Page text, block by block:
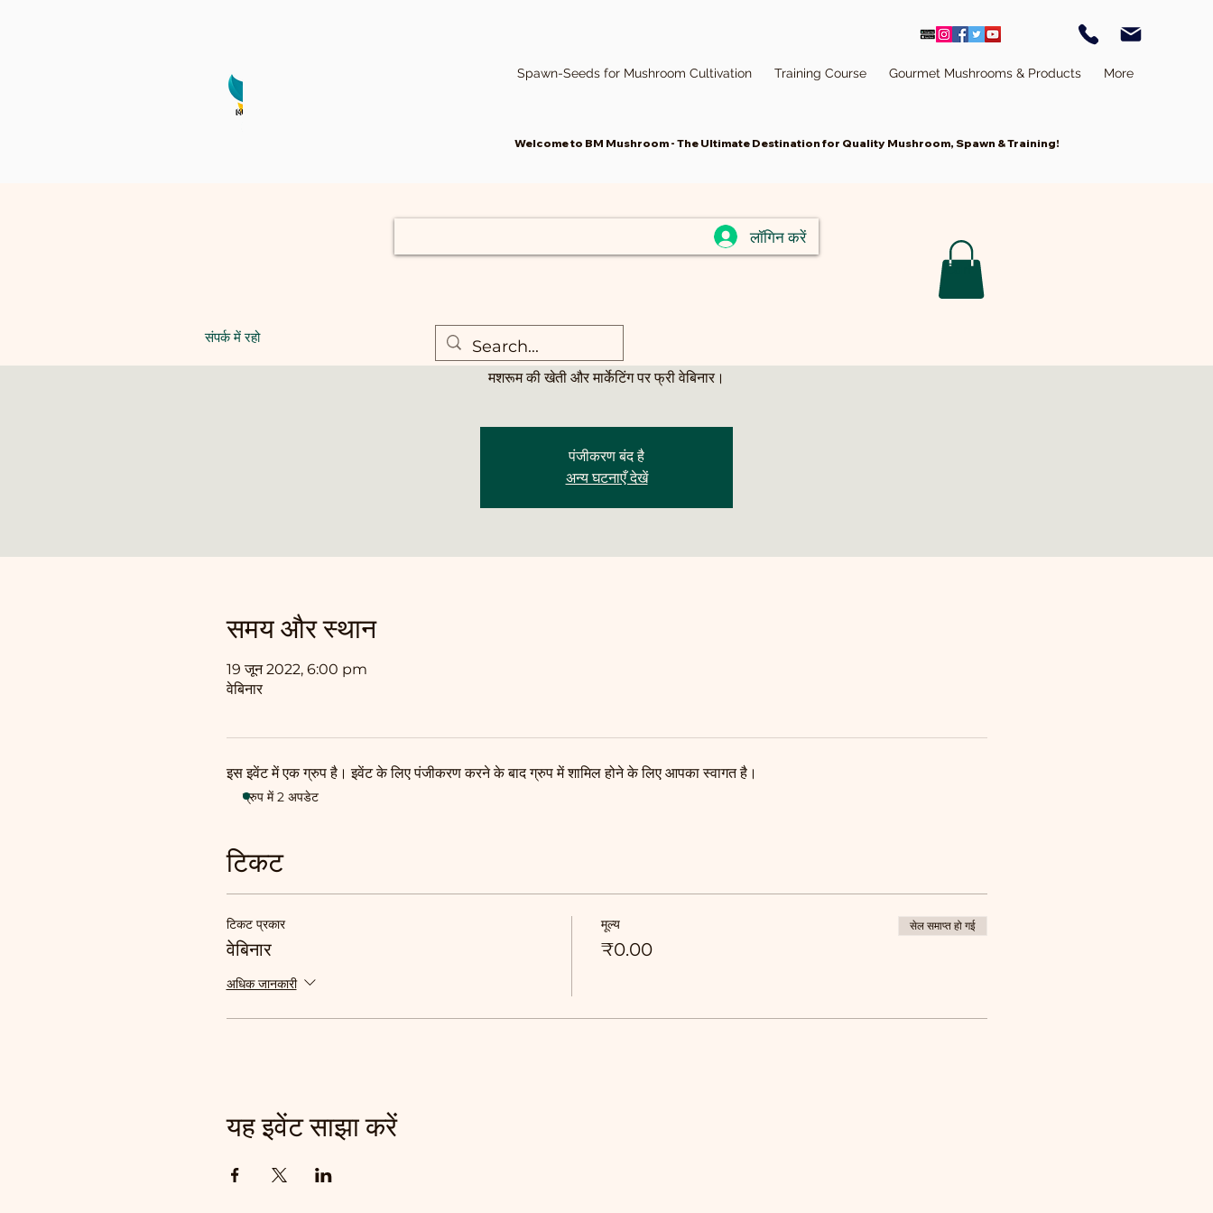
Spawn-Seeds for Mushroom Cultivation Training Course Gourmet Mushrooms & Products More
Welcome to BM Mushroom - The Ultimate Destination for Quality Mushroom, Spawn & Training!
वेबिनार-मशरूम की खेती
मशरूम की खेती और मार्केटिंग पर फ्री वेबिनार।
पंजीकरण बंद है
अन्य घटनाएँ देखें
समय और स्थान
19 जून 2022, 6:00 pm
वेबिनार
इस इवेंट में एक ग्रुप है। इवेंट के लिए पंजीकरण करने के बाद ग्रुप में शामिल होने के लिए आपका स्वागत है।
ग्रुप में 2 अपडेट
टिकट
टिकट प्रकार
वेबिनार
अधिक जानकारी
मूल्य
₹0.00
सेल समाप्त हो गई
यह इवेंट साझा करें
संपर्क में रहो
लॉगिन करें
Cart